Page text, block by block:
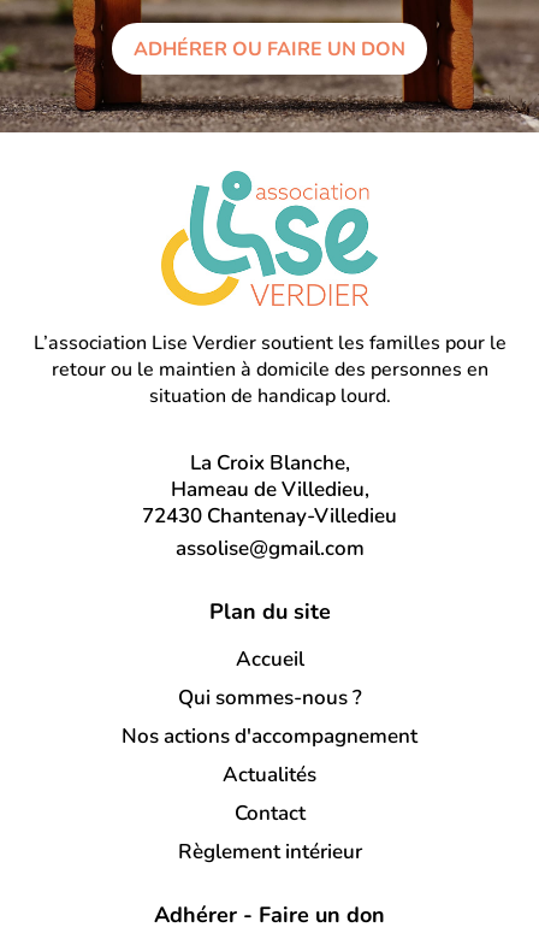
ADHÉRER OU FAIRE UN DON
L’association Lise Verdier soutient les familles pour le
retour ou le maintien à domicile des personnes en
situation de handicap lourd.
La Croix Blanche,
Hameau de Villedieu,
72430 Chantenay-Villedieu
assolise@gmail.com
Plan du site
Accueil
Qui sommes-nous ?
Nos actions d'accompagnement
Actualités
Contact
Règlement intérieur
Adhérer - Faire un don